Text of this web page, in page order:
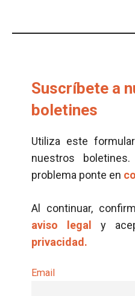
Suscríbete a
boletines
Utiliza este
nuestros
problema ponte en
Al continuar,
aviso legal
y
privacidad.
Email